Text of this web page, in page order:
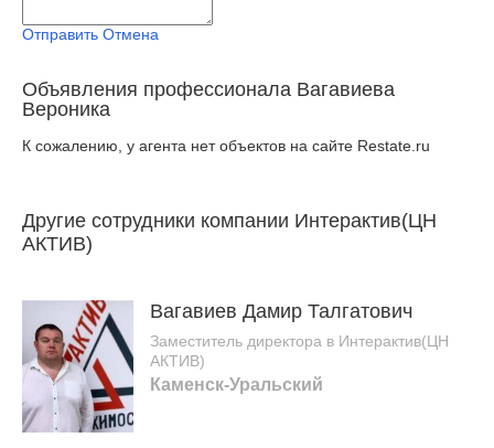
Отправить Отмена
Объявления профессионала Вагавиева
Вероника
К сожалению, у агента нет объектов на сайте Restate.ru
Другие сотрудники компании Интерактив(ЦН
АКТИВ)
Вагавиев Дамир Талгатович
Заместитель директора в Интерактив(ЦН
АКТИВ)
Каменск-Уральский